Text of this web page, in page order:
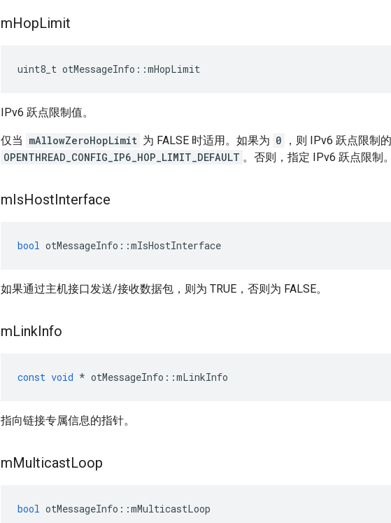
mHopLimit
uint8_t otMessageInfo ::mHopLimit
IPv6 跃点限制值。
仅当 mAllowZeroHopLimit 为 FALSE 时适用。如果为 0
，则 IPv6 跃点限制
OPENTHREAD_CONFIG_IP6_HOP_LIMIT_DEFAULT 。否则，指定 IPv6 跃点限制。
mIsHostInterface
bool otMessageInfo ::mIsHostInterface
如果通过主机接口发送/接收数据包，则为 TRUE，否则为 FALSE。
mLinkInfo
const void * otMessageInfo ::mLinkInfo
指向链接专属信息的指针。
mMulticastLoop
bool otMessageInfo ::mMulticastLoop